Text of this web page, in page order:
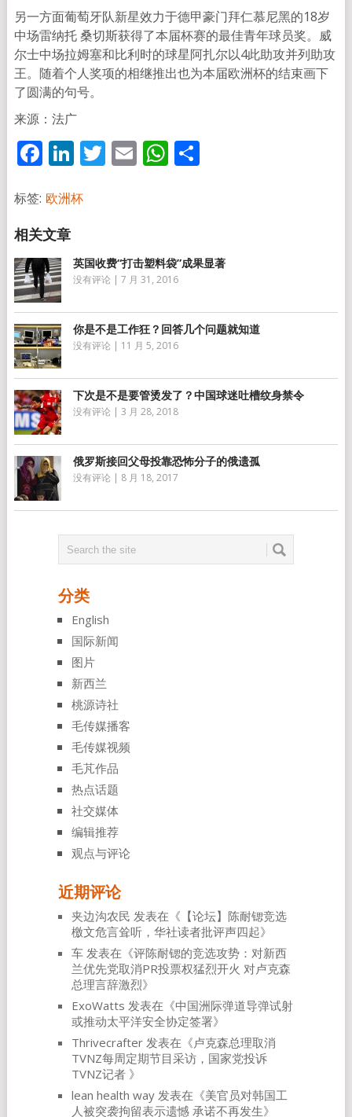
另一方面葡萄牙队新星效力于德甲豪门拜仁慕尼黑的18岁
中场雷纳托 桑切斯获得了本届杯赛的最佳青年球员奖。威
尔士中场拉姆塞和比利时的球星阿扎尔以4此助攻并列助攻
王。随着个人奖项的相继推出也为本届欧洲杯的结束画下
了圆满的句号。
来源：法广
Facebook
LinkedIn
Twitter
EmailWhatsApp
分
标签: 欧洲杯
英国收费“打击塑料袋”成果显著
没有评论 | 7 月 31, 2016
你是不是工作狂？回答几个问题就知道
没有评论 | 11 月 5, 2016
下次是不是要管烫发了？中国球迷吐槽纹身禁令
没有评论 | 3 月 28, 2018
俄罗斯接回父母投靠恐怖分子的俄遗孤
没有评论 | 8 月 18, 2017
分类
English
国际新闻
图片
新西兰
桃源诗社
毛传媒播客
毛传媒视频
毛芃作品
热点话题
社交媒体
编辑推荐
观点与评论
近期评论
夹边沟农民 发表在《 【论坛】陈耐锶竞选
檄文危言耸听，华社读者批评声四起》
车发表在《评陈耐锶的竞选攻势：对新西
兰优先党取消PR投票权猛烈开火 对卢克森
总理言辞激烈》
ExoWatts 发表在《中国洲际弹道导弹试射
或推动太平洋安全协定签署》
Thrivecrafter发表在《卢克森总理取消
TVNZ每周定期节目采访，国家党投诉
TVNZ记者 》
lean health way发表在《美官员对韩国工
人被突袭拘留表示遗憾 承诺不再发生》